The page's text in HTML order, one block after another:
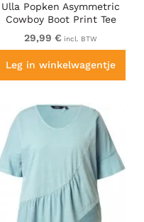
Ulla Popken Asymmetric
Cowboy Boot Print Tee
Dark Blue
29,99 € incl. BTW
Leg in winkelwagentje